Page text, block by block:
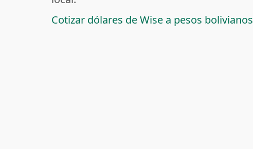
Cotizar dólares de Wise a pesos bolivianos